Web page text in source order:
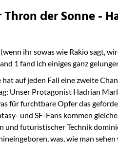
der Sonne -
ihr sowas wie Rakio sagt,
1 fand ich einiges ganz
auf jeden Fall eine zweite
Unser Protagonist Hadrian
für furchtbare Opfer das
und SF-Fans kommen
futuristischer Technik
was, wie man